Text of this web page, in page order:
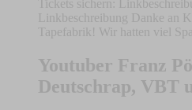
Tickets sichern:
Linkbeschreibung Danke an
Tapefabrik! Wir hatten viel
Youtuber Franz
Deutschrap, VBT